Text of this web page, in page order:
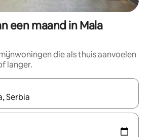
een maand in Mala
die als thuis aanvoelen
langer.
beschikbaar zijn, maak je een keuze